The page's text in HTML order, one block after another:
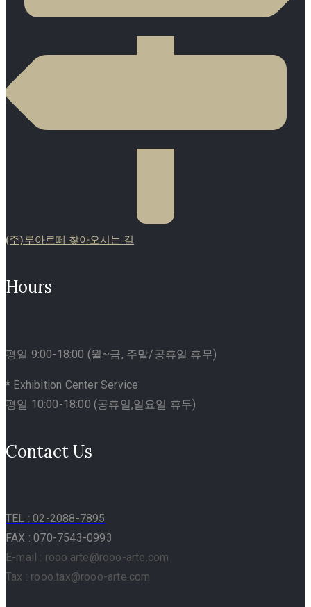
(주)루아르떼 찾아오시는 길
Hours
평일 9:00-18:00 (월~금, 주말/공휴일 휴무)
* Exhibition Center Service
평일 10:00-18:00 (공휴일,일요일 휴무)
Contact Us
TEL : 02-2088-7895
FAX : 070-7543-0993
E-mail : rooo.arte@rooo-arte.com
Tax : rooo.tax@rooo-arte.com